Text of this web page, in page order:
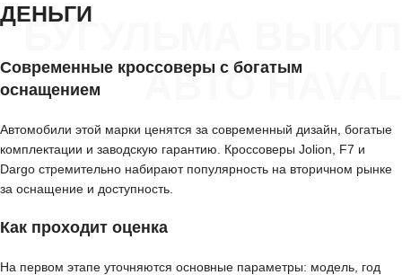
БУГУЛЬМА ВЫКУП
АВТО HAVAL
ДЕНЬГИ
Современные кроссоверы с богатым
оснащением
Автомобили этой марки ценятся за современный дизайн, богатые
комплектации и заводскую гарантию. Кроссоверы Jolion, F7 и
Dargo стремительно набирают популярность на вторичном рынке
за оснащение и доступность.
Как проходит оценка
На первом этапе уточняются основные параметры: модель, год